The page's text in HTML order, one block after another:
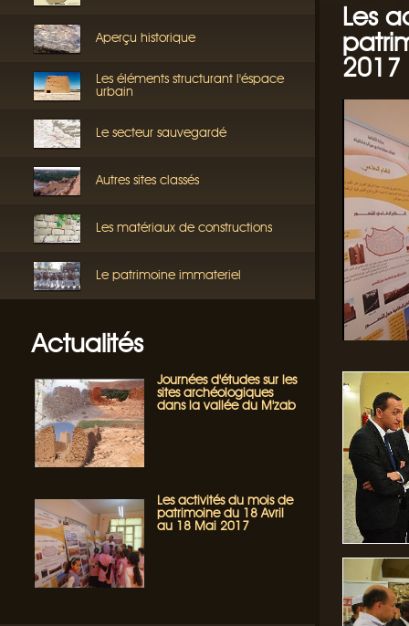
Aperçu historique
Les éléments structurant l'éspace
urbain
Le secteur sauvegardé
Autres sites classés
Les matériaux de constructions
Le patrimoine immateriel
Actualités
Journées d'études sur les
sites archéologiques
dans la vallée du M'zab
Les activités du mois de
patrimoine du 18 Avril
au 18 Mai 2017
Les
2017